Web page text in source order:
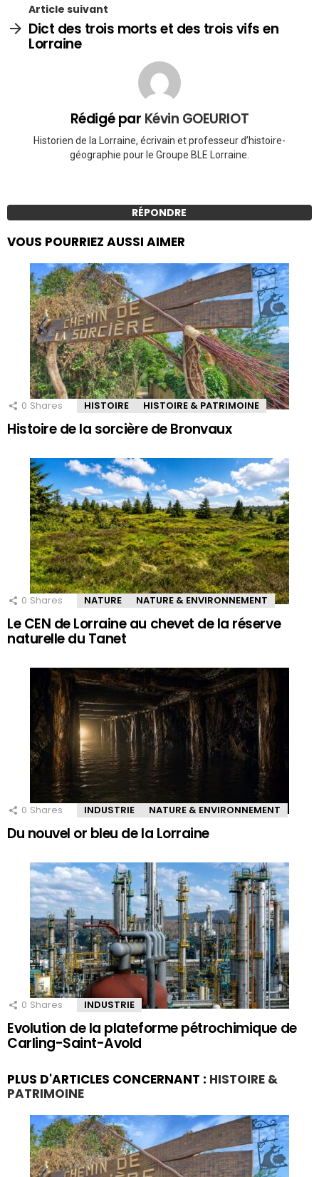
Article suivant
Dict des trois morts et des trois vifs en
Lorraine
Rédigé par Kévin GOEURIOT
Historien de la Lorraine, écrivain et professeur d’histoire-
géographie pour le Groupe BLE Lorraine.
RÉPONDRE
VOUS POURRIEZ AUSSI AIMER
0 Shares HISTOIRE HISTOIRE & PATRIMOINE
Histoire de la sorcière de Bronvaux
0 Shares NATURE NATURE & ENVIRONNEMENT
Le CEN de Lorraine au chevet de la réserve
naturelle du Tanet
0 Shares INDUSTRIE NATURE & ENVIRONNEMENT
Du nouvel or bleu de la Lorraine
0 Shares INDUSTRIE
Evolution de la plateforme pétrochimique de
Carling-Saint-Avold
PLUS D'ARTICLES CONCERNANT : HISTOIRE &
PATRIMOINE